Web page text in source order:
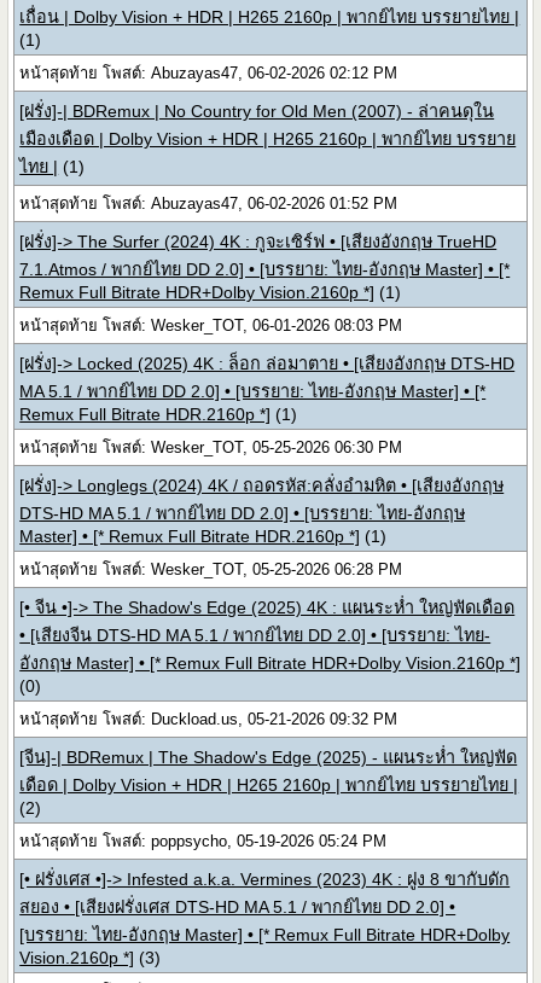
เถื่อน | Dolby Vision + HDR | H265 2160p | พากย์ไทย บรรยายไทย |
(1)
หน้าสุดท้าย โพสต์: Abuzayas47, 06-02-2026 02:12 PM
[ฝรั่ง]-| BDRemux | No Country for Old Men (2007) - ล่าคนดุใน
เมืองเดือด | Dolby Vision + HDR | H265 2160p | พากย์ไทย บรรยาย
ไทย | (1)
หน้าสุดท้าย โพสต์: Abuzayas47, 06-02-2026 01:52 PM
[ฝรั่ง]-> The Surfer (2024) 4K : กูจะเซิร์ฟ • [เสียงอังกฤษ TrueHD
7.1.Atmos / พากย์ไทย DD 2.0] • [บรรยาย: ไทย-อังกฤษ Master] • [*
Remux Full Bitrate HDR+Dolby Vision.2160p *] (1)
หน้าสุดท้าย โพสต์: Wesker_TOT, 06-01-2026 08:03 PM
[ฝรั่ง]-> Locked (2025) 4K : ล็อก ล่อมาตาย • [เสียงอังกฤษ DTS-HD
MA 5.1 / พากย์ไทย DD 2.0] • [บรรยาย: ไทย-อังกฤษ Master] • [*
Remux Full Bitrate HDR.2160p *] (1)
หน้าสุดท้าย โพสต์: Wesker_TOT, 05-25-2026 06:30 PM
[ฝรั่ง]-> Longlegs (2024) 4K / ถอดรหัส:คลั่งอำมหิต • [เสียงอังกฤษ
DTS-HD MA 5.1 / พากย์ไทย DD 2.0] • [บรรยาย: ไทย-อังกฤษ
Master] • [* Remux Full Bitrate HDR.2160p *] (1)
หน้าสุดท้าย โพสต์: Wesker_TOT, 05-25-2026 06:28 PM
[• จีน •]-> The Shadow's Edge (2025) 4K : แผนระห่ำ ใหญ่ฟัดเดือด
• [เสียงจีน DTS-HD MA 5.1 / พากย์ไทย DD 2.0] • [บรรยาย: ไทย-
อังกฤษ Master] • [* Remux Full Bitrate HDR+Dolby Vision.2160p *]
(0)
หน้าสุดท้าย โพสต์: Duckload.us, 05-21-2026 09:32 PM
[จีน]-| BDRemux | The Shadow's Edge (2025) - แผนระห่ำ ใหญ่ฟัด
เดือด | Dolby Vision + HDR | H265 2160p | พากย์ไทย บรรยายไทย |
(2)
หน้าสุดท้าย โพสต์: poppsycho, 05-19-2026 05:24 PM
[• ฝรั่งเศส •]-> Infested a.k.a. Vermines (2023) 4K : ฝูง 8 ขากับดัก
สยอง • [เสียงฝรั่งเศส DTS-HD MA 5.1 / พากย์ไทย DD 2.0] •
[บรรยาย: ไทย-อังกฤษ Master] • [* Remux Full Bitrate HDR+Dolby
Vision.2160p *] (3)